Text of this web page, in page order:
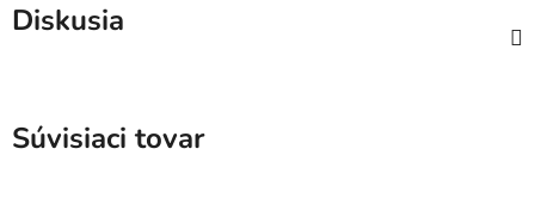
Diskusia
Súvisiaci tovar